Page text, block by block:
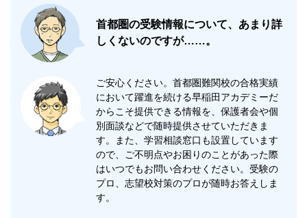
首都圏の受験情報について、あまり詳
しくないのですが……。
ご安心ください。首都圏難関校の合格実績
において躍進を続ける早稲田アカデミーだ
からこそ提供できる情報を、保護者会や個
別面談などで随時提供させていただきま
す。また、学習相談窓口も設置しています
ので、ご不明点やお困りのことがあった際
はいつでもお問い合わせください。受験の
プロ、志望校対策のプロが随時お答えしま
す。